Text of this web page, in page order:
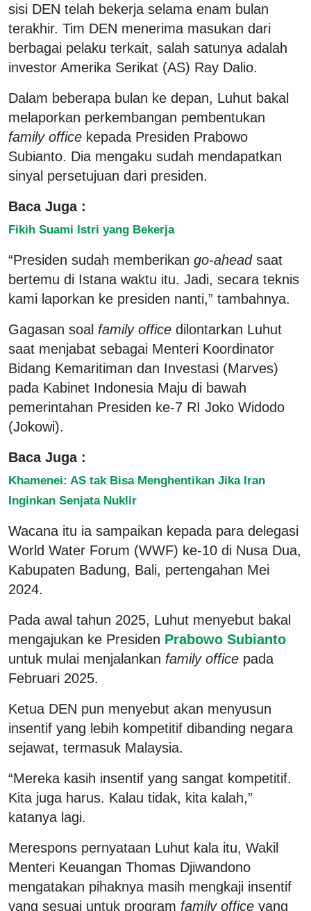
sisi DEN telah bekerja selama enam bulan
terakhir. Tim DEN menerima masukan dari
berbagai pelaku terkait, salah satunya adalah
investor Amerika Serikat (AS) Ray Dalio.
Dalam beberapa bulan ke depan, Luhut bakal
melaporkan perkembangan pembentukan
family office kepada Presiden Prabowo
Subianto. Dia mengaku sudah mendapatkan
sinyal persetujuan dari presiden.
Baca Juga :
Fikih Suami Istri yang Bekerja
“Presiden sudah memberikan go-aheadsaat
bertemu di Istana waktu itu. Jadi, secara teknis
kami laporkan ke presiden nanti,” tambahnya.
Gagasan soal family office dilontarkan Luhut
saat menjabat sebagai Menteri Koordinator
Bidang Kemaritiman dan Investasi (Marves)
pada Kabinet Indonesia Maju di bawah
pemerintahan Presiden ke-7 RI Joko Widodo
(Jokowi).
Baca Juga :
Khamenei: AS tak Bisa Menghentikan Jika Iran
Inginkan Senjata Nuklir
Wacana itu ia sampaikan kepada para delegasi
World Water Forum (WWF) ke-10 di Nusa Dua,
Kabupaten Badung, Bali, pertengahan Mei
2024.
Pada awal tahun 2025, Luhut menyebut bakal
mengajukan ke Presiden Prabowo Subianto
untuk mulai menjalankan family office pada
Februari 2025.
Ketua DEN pun menyebut akan menyusun
insentif yang lebih kompetitif dibanding negara
sejawat, termasuk Malaysia.
“Mereka kasih insentif yang sangat kompetitif.
Kita juga harus. Kalau tidak, kita kalah,”
katanya lagi.
Merespons pernyataan Luhut kala itu, Wakil
Menteri Keuangan Thomas Djiwandono
mengatakan pihaknya masih mengkaji insentif
yang sesuai untuk program family office yang